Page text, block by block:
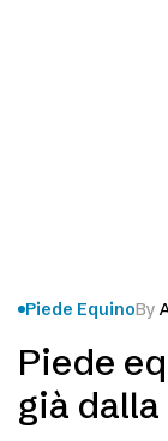
Piede EquinoBy
Piede
già